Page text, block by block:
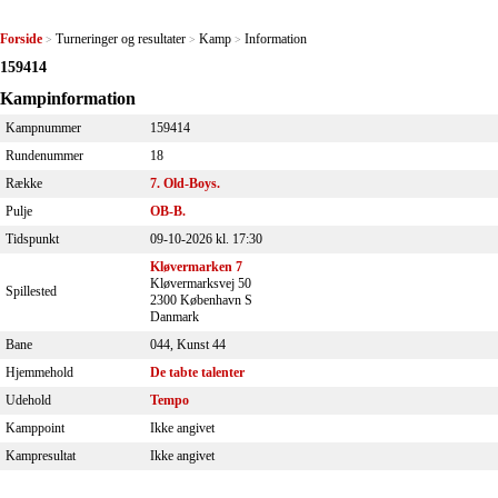
Forside > Turneringer og resultater > Kamp > Information
159414
Kampinformation
Kampnummer
159414
Rundenummer
18
Række
7. Old-Boys.
Pulje
OB-B.
Tidspunkt
09-10-2026 kl. 17:30
Spillested
Kløvermarken 7
Kløvermarksvej 50
2300 København S
Danmark
Bane
044, Kunst 44
Hjemmehold
De tabte talenter
Udehold
Tempo
Kamppoint
Ikke angivet
Kampresultat
Ikke angivet